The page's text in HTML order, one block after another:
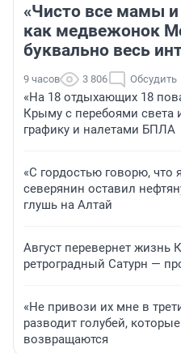
«Чисто все мамы и
как медвежонок
буквально весь
9 часов 3 806 Обсудить
«На 18 отдыхающих 18
Крыму с перебоями света
графику и налетами БПЛА
«С гордостью говорю, что
северянин оставил
глушь на Алтай
Август перевернет жизнь
ретроградный Сатурн —
«Не привози их мне в
разводит голубей,
возвращаются